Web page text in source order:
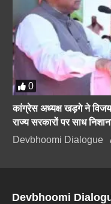
0
कांग्रेस अध्यक्ष खड़गे ने
राज्य सरकारों पर साध
Devbhoomi Dialogue
Devbhoomi